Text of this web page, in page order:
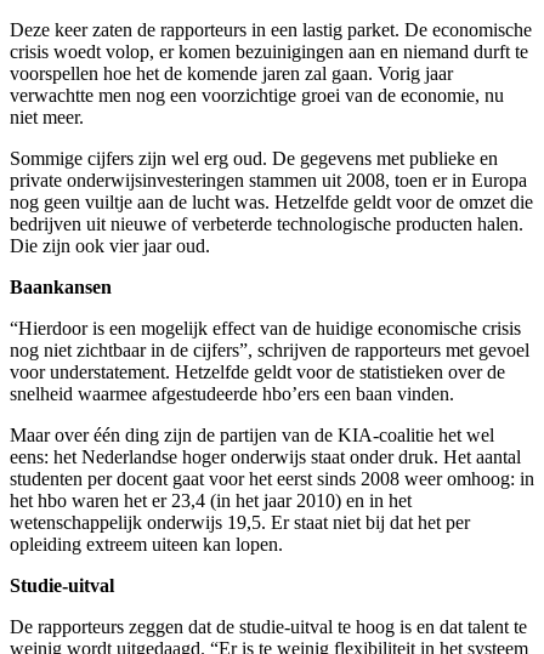
Deze keer zaten de rapporteurs in een lastig parket. De economische
crisis woedt volop, er komen bezuinigingen aan en niemand durft te
voorspellen hoe het de komende jaren zal gaan. Vorig jaar
verwachtte men nog een voorzichtige groei van de economie, nu
niet meer.
Sommige cijfers zijn wel erg oud. De gegevens met publieke en
private onderwijsinvesteringen stammen uit 2008, toen er in Europa
nog geen vuiltje aan de lucht was. Hetzelfde geldt voor de omzet die
bedrijven uit nieuwe of verbeterde technologische producten halen.
Die zijn ook vier jaar oud.
Baankansen
“Hierdoor is een mogelijk effect van de huidige economische crisis
nog niet zichtbaar in de cijfers”, schrijven de rapporteurs met gevoel
voor understatement. Hetzelfde geldt voor de statistieken over de
snelheid waarmee afgestudeerde hbo’ers een baan vinden.
Maar over één ding zijn de partijen van de KIA-coalitie het wel
eens: het Nederlandse hoger onderwijs staat onder druk. Het aantal
studenten per docent gaat voor het eerst sinds 2008 weer omhoog: in
het hbo waren het er 23,4 (in het jaar 2010) en in het
wetenschappelijk onderwijs 19,5. Er staat niet bij dat het per
opleiding extreem uiteen kan lopen.
Studie-uitval
De rapporteurs zeggen dat de studie-uitval te hoog is en dat talent te
weinig wordt uitgedaagd. “Er is te weinig flexibiliteit in het systeem